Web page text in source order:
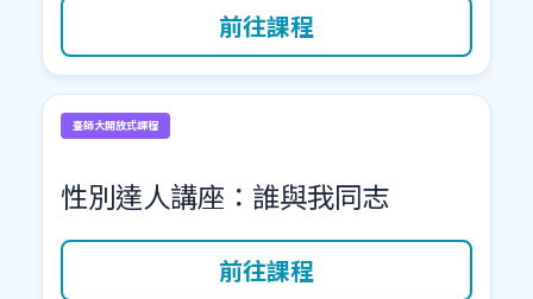
前往課程
臺師大開放式課程
性別達人講座：誰與我同志
前往課程